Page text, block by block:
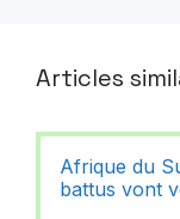
Articles
Afrique du
battus vont